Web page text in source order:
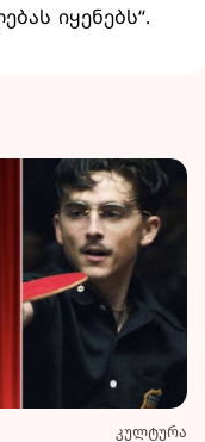
იყენებს“.
კულტურა